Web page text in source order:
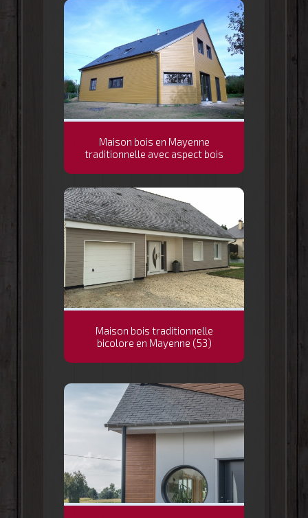
Maison bois en Mayenne
traditionnelle avec aspect bois
Maison bois traditionnelle
bicolore en Mayenne (53)